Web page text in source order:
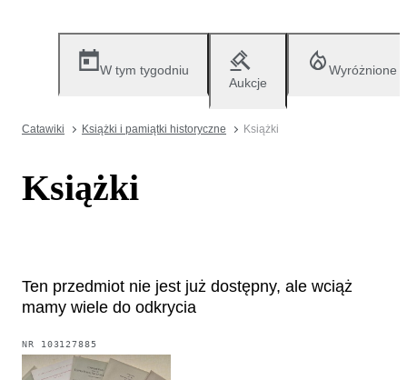
W tym tygodniu
Aukcje
Wyróżnione
Catawiki Książki i pamiątki historyczne Książki
Książki
Ten przedmiot nie jest już dostępny, ale wciąż
mamy wiele do odkrycia
NR 103127885